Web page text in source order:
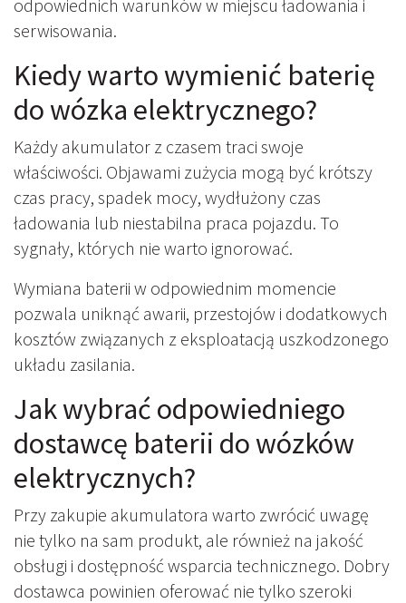
odpowiednich warunków w miejscu ładowania i
serwisowania.
Kiedy warto wymienić baterię
do wózka elektrycznego?
Każdy akumulator z czasem traci swoje
właściwości. Objawami zużycia mogą być krótszy
czas pracy, spadek mocy, wydłużony czas
ładowania lub niestabilna praca pojazdu. To
sygnały, których nie warto ignorować.
Wymiana baterii w odpowiednim momencie
pozwala uniknąć awarii, przestojów i dodatkowych
kosztów związanych z eksploatacją uszkodzonego
układu zasilania.
Jak wybrać odpowiedniego
dostawcę baterii do wózków
elektrycznych?
Przy zakupie akumulatora warto zwrócić uwagę
nie tylko na sam produkt, ale również na jakość
obsługi i dostępność wsparcia technicznego. Dobry
dostawca powinien oferować nie tylko szeroki